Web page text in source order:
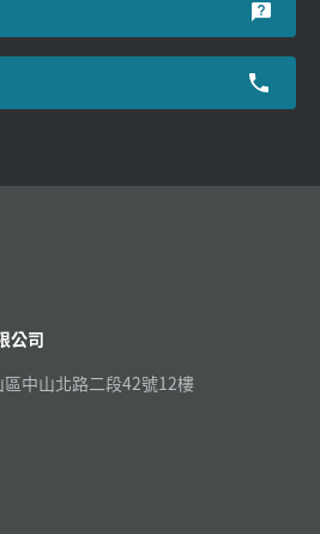
公司
中山北路二段42號12樓